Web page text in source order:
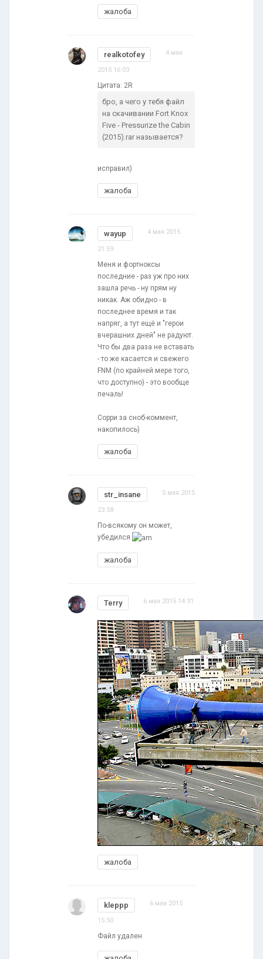
жалоба
realkotofey 4 мая
2015 16:03
Цитата: 2R
бро, а чего у тебя файл
на скачивании Fort Knox
Five - Pressurize the Cabin
(2015).rar называется?
исправил)
жалоба
wayup 4 мая 2015
21:59
Меня и фортноксы
последние - раз уж про них
зашла речь - ну прям ну
никак. Аж обидно - в
последнее время и так
напряг, а тут ещё и "герои
вчерашних дней" не радуют.
Что бы два раза не вставать
- то же касается и свежего
FNM (по крайней мере того,
что доступно) - это вообще
печаль!
Сорри за сноб-коммент,
накопилось)
жалоба
str_insane 5 мая 2015
23:58
По-всякому он может,
убедился
жалоба
Terry 6 мая 2015 14:31
жалоба
kleppp 6 мая 2015
15:50
Файл удален